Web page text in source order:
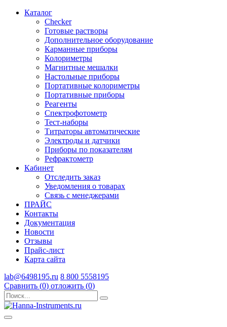
Каталог
Checker
Готовые растворы
Дополнительное оборудование
Карманные приборы
Колориметры
Магнитные мешалки
Настольные приборы
Портативные колориметры
Портативные приборы
Реагенты
Спектрофотометр
Тест-наборы
Титраторы автоматические
Электроды и датчики
Приборы по показателям
Рефрактометр
Кабинет
Отследить заказ
Уведомления о товарах
Связь с менеджерами
ПРАЙС
Контакты
Документация
Новости
Отзывы
Прайс-лист
Карта сайта
lab@6498195.ru 8 800 5558195
Сравнить (0) отложить (0)